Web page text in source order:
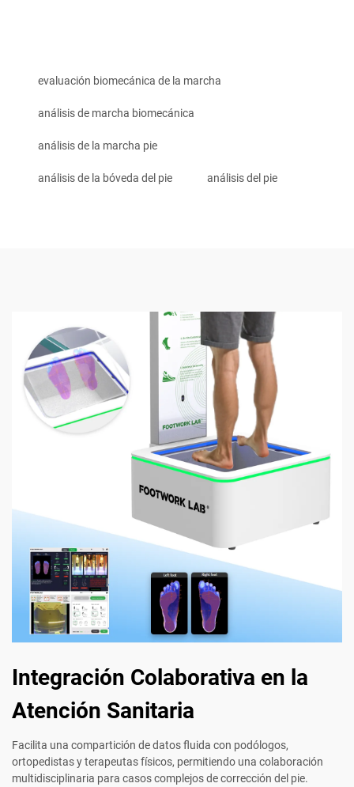
evaluación biomecánica de la marcha
análisis de marcha biomecánica
análisis de la marcha pie
análisis de la bóveda del pie análisis del pie
Integración Colaborativa en la
Atención Sanitaria
Facilita una compartición de datos fluida con podólogos,
ortopedistas y terapeutas físicos, permitiendo una colaboración
multidisciplinaria para casos complejos de corrección del pie.